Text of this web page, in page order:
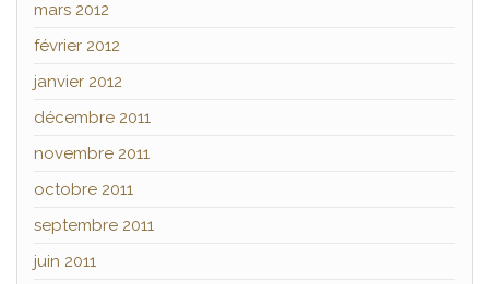
mars 2012
février 2012
janvier 2012
décembre 2011
novembre 2011
octobre 2011
septembre 2011
juin 2011